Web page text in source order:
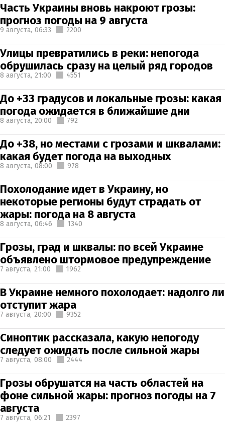
Часть Украины вновь накроют грозы:
прогноз погоды на 9 августа
9 августа, 06:33 2200
Улицы превратились в реки: непогода
обрушилась сразу на целый ряд городов
8 августа, 21:00 4551
До +33 градусов и локальные грозы: какая
погода ожидается в ближайшие дни
8 августа, 20:00 792
До +38, но местами с грозами и шквалами:
какая будет погода на выходных
8 августа, 08:00 978
Похолодание идет в Украину, но
некоторые регионы будут страдать от
жары: погода на 8 августа
8 августа, 06:46 1340
Грозы, град и шквалы: по всей Украине
объявлено штормовое предупреждение
7 августа, 21:00 1962
В Украине немного похолодает: надолго ли
отступит жара
7 августа, 20:00 9352
Синоптик рассказала, какую непогоду
следует ожидать после сильной жары
7 августа, 08:00 2444
Грозы обрушатся на часть областей на
фоне сильной жары: прогноз погоды на 7
августа
7 августа, 06:21 2397